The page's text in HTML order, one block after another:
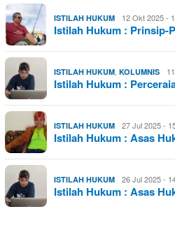
ISTILAH HUKUM 12 Okt 2025 -
Istilah Hukum :
ISTILAH HUKUM, KOLUMNIS
Istilah Hukum :
ISTILAH HUKUM 27 Jul 2025 -
Istilah Hukum : Asas
ISTILAH HUKUM 26 Jul 2025 -
Istilah Hukum : Asas